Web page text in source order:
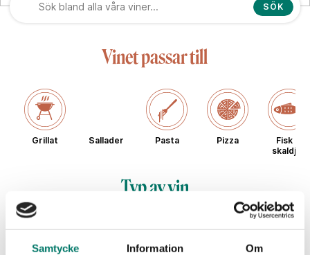
Samtycke Information Om
SÖK
Vinet passar till
Grillat Sallader Pasta Pizza
Fisk &
skaldjur
Typ av vin